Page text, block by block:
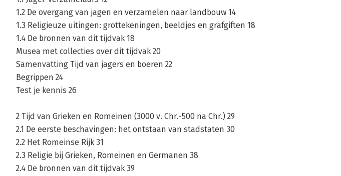
1.2 De overgang van jagen en verzamelen naar landbouw 14
1.3 Religieuze uitingen: grottekeningen, beeldjes en grafgiften 18
1.4 De bronnen van dit tijdvak 18
Musea met collecties over dit tijdvak 20
Samenvatting Tijd van jagers en boeren 22
Begrippen 24
Test je kennis 26
2 Tijd van Grieken en Romeinen (3000 v. Chr.-500 na Chr.) 29
2.1 De eerste beschavingen: het ontstaan van stadstaten 30
2.2 Het Romeinse Rijk 31
2.3 Religie bij Grieken, Romeinen en Germanen 38
2.4 De bronnen van dit tijdvak 39